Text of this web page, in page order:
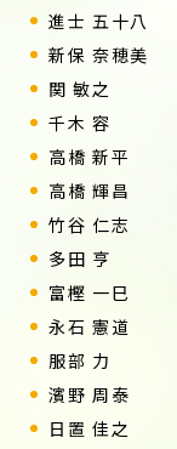
進士 五十八
新保 奈穂美
関 敏之
千木 容
高橋 新平
高橋 輝昌
竹谷 仁志
多田 亨
富樫 一巳
永石 憲道
服部 力
濱野 周泰
日置 佳之